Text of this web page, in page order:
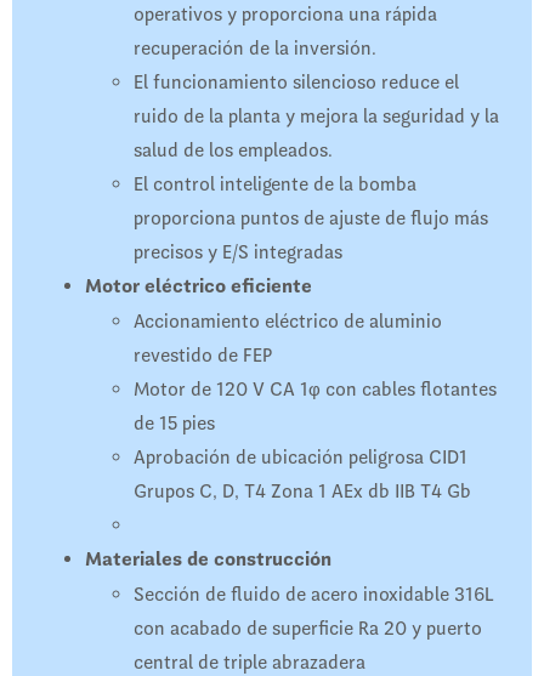
operativos y proporciona una rápida
recuperación de la inversión.
El funcionamiento silencioso reduce el
ruido de la planta y mejora la seguridad y la
salud de los empleados.
El control inteligente de la bomba
proporciona puntos de ajuste de flujo más
precisos y E/S integradas
Motor eléctrico eficiente
Accionamiento eléctrico de aluminio
revestido de FEP
Motor de 120 V CA 1φ con cables flotantes
de 15 pies
Aprobación de ubicación peligrosa CID1
Grupos C, D, T4 Zona 1 AEx db IIB T4 Gb
Materiales de construcción
Sección de fluido de acero inoxidable 316L
con acabado de superficie Ra 20 y puerto
central de triple abrazadera